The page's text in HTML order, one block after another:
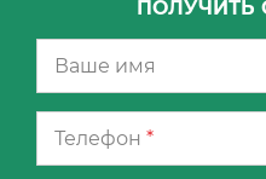
ПОЛУЧИТЬ
Телефон *